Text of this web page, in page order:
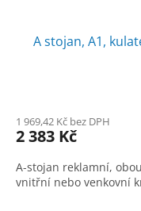
A stojan, A1,
1 969,42 Kč bez DPH
2 383 Kč
A-stojan reklamní,
vnitřní nebo venkovní